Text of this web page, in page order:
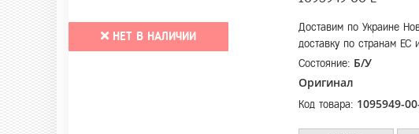
НЕТ В НАЛИЧИИ
Доставим по Украине
доставку по странам ЕС
Состояние: Б/У
Оригинал
Код товара: 1095949-